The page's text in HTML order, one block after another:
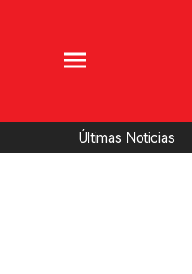
Últimas Noticias